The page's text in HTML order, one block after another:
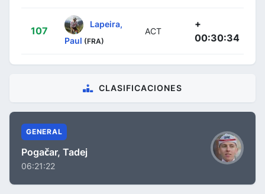
107
Lapeira,
Paul (FRA)
ACT
+
00:30:34
CLASIFICACIONES
GENERAL
Pogačar, Tadej
06:21:22